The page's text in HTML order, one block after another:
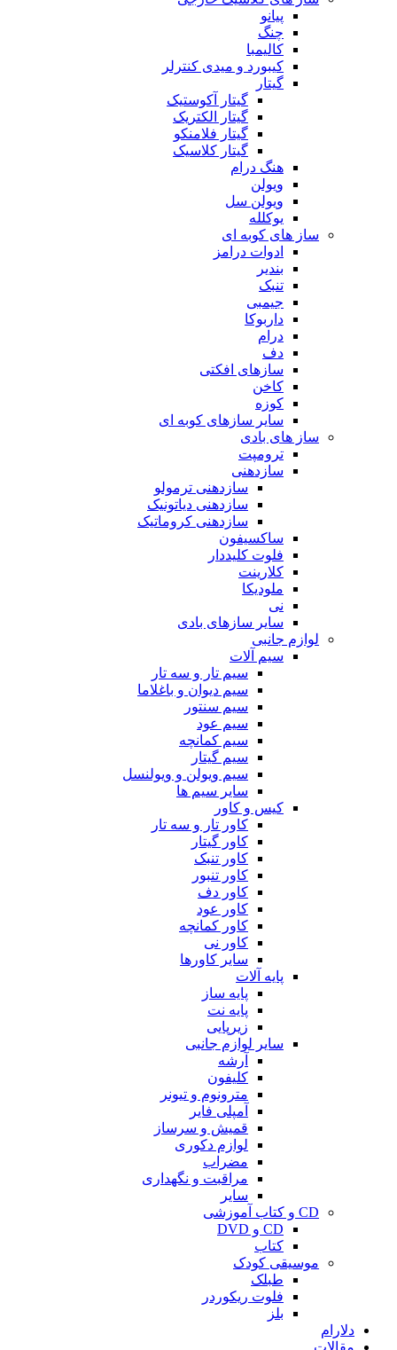
پیانو
چنگ
کالیمبا
کیبورد و میدی کنترلر
گیتار
گیتار آکوستیک
گیتار الکتریک
گیتار فلامنکو
گیتار کلاسیک
هنگ درام
ویولن
ویولن سل
یوکلله
ساز های کوبه ای
ادوات درامز
بندیر
تنبک
جیمبی
داربوکا
درام
دف
سازهای افکتی
کاخن
کوزه
سایر سازهای کوبه ای
ساز های بادی
ترومپت
سازدهنی
سازدهنی ترمولو
سازدهنی دیاتونیک
سازدهنی کروماتیک
ساکسیفون
فلوت کلیددار
کلارینت
ملودیکا
نی
سایر سازهای بادی
لوازم جانبی
سیم آلات
سیم تار و سه تار
سیم دیوان و باغلاما
سیم سنتور
سیم عود
سیم کمانچه
سیم گیتار
سیم ویولن و ویولنسل
سایر سیم ها
کیس و کاور
کاور تار و سه تار
کاور گیتار
کاور تنبک
کاور تنبور
کاور دف
کاور عود
کاور کمانچه
کاور نی
سایر کاورها
پایه آلات
پایه ساز
پایه نت
زیرپایی
سایر لوازم جانبی
آرشه
کلیفون
مترونوم و تیونر
آمپلی فایر
قمیش و سرساز
لوازم دکوری
مضراب
مراقبت و نگهداری
سایر
CD و کتاب آموزشی
CD و DVD
کتاب
موسیقی کودک
طبلک
فلوت ریکوردر
بلز
دلارام
مقالات